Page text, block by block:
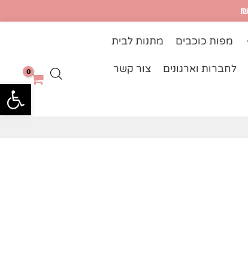
מפות כוכבים מתנות לבית
לחברות וארגונים צור קשר